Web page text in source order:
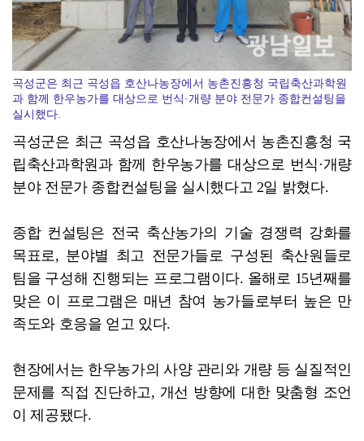
곡성군은 최근 곡성읍 호산나농장에서 농촌진흥청 국립축산과학원
과 함께 한우농가를 대상으로 번식·개량 분야 전문가 종합컨설팅을
실시했다.
곡성군은 최근 곡성읍 호산나농장에서 농촌진흥청 국
립축산과학원과 함께 한우농가를 대상으로 번식·개량
분야 전문가 종합컨설팅을 실시했다고 2일 밝혔다.
종합 컨설팅은 전국 축산농가의 기술 경쟁력 강화를
목표로, 분야별 최고 전문가들로 구성된 축산원들로
팀을 구성해 진행되는 프로그램이다. 올해로 15년째를
맞은 이 프로그램은 매년 참여 농가들로부터 높은 만
족도와 호응을 얻고 있다.
현장에서는 한우농가의 사양 관리와 개량 등 실질적인
문제를 직접 진단하고, 개선 방향에 대한 맞춤형 조언
이 제공됐다.